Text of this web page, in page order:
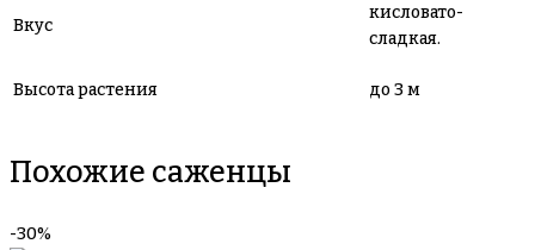
Вкус
кисловато-
сладкая.
Высота растения до 3 м
Похожие саженцы
-30%